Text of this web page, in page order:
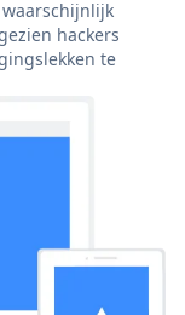
hackers
te